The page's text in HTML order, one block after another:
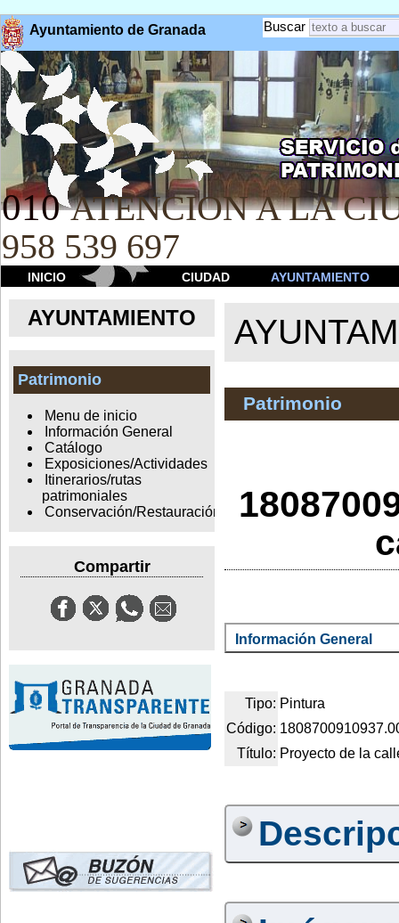
Ayuntamiento de Granada Buscar
010 ATENCION A LA
958 539 697
INICIO CIUDAD AYUNTAMIENTO
AYUNTAMIENTO
Patrimonio
Menu de inicio
Información General
Catálogo
Exposiciones/Actividades
Itinerarios/rutas
patrimoniales
Conservación/Restauración
Compartir
Patrimonio
Información General
Tipo: Pintura
Código:
Título: Proyecto de la